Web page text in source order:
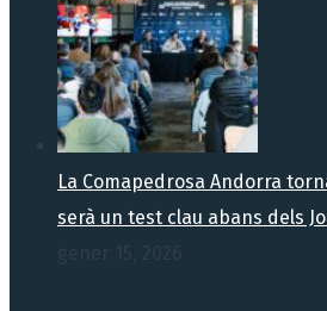
La Comapedrosa Andorra
serà un test clau abans dels